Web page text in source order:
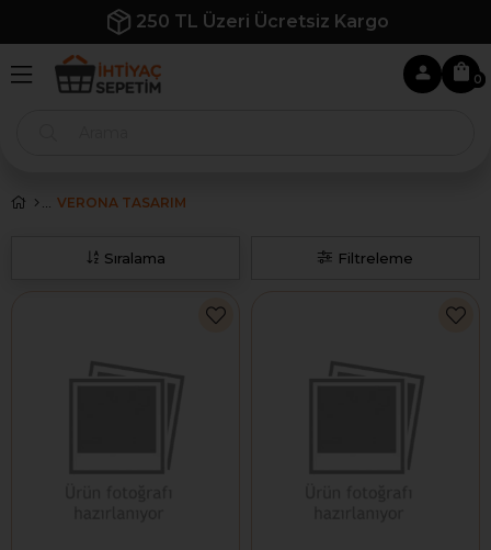
250 TL Üzeri Ücretsiz Kargo
0
VERONA TASARIM
Filtreleme
Sıralama